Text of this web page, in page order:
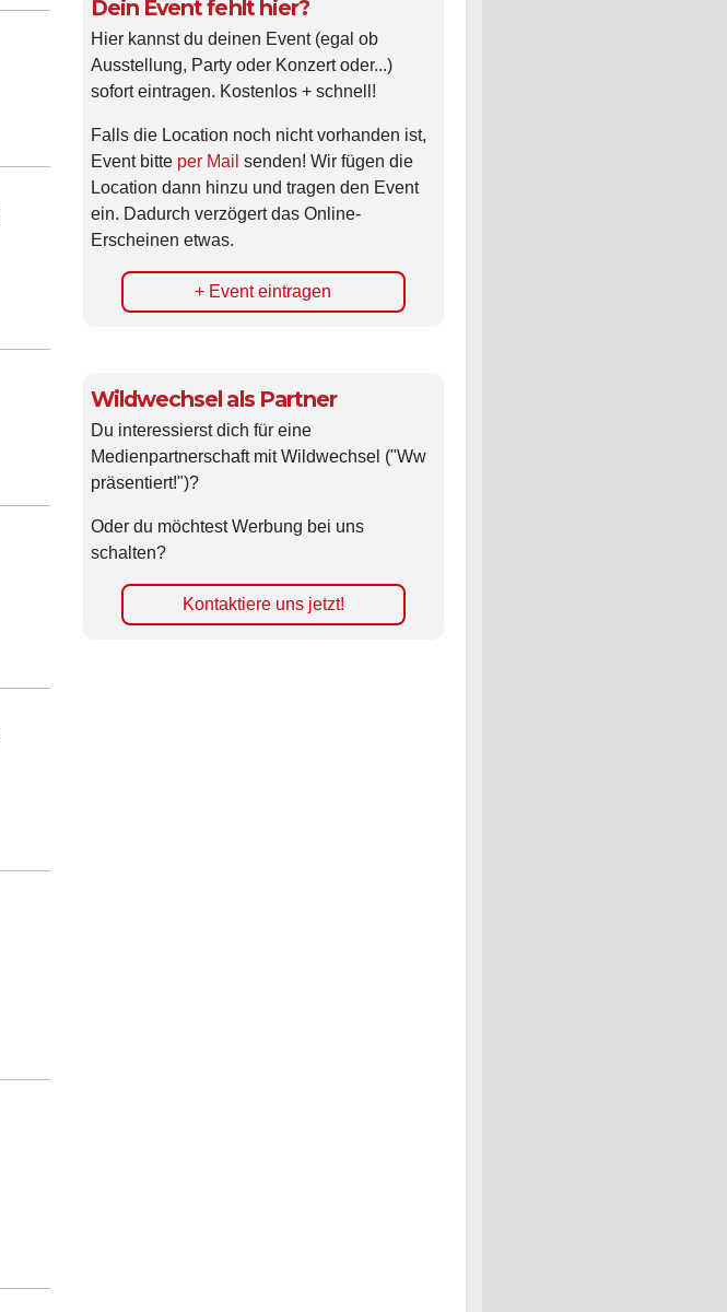
Dein Event fehlt hier?
Hier kannst du deinen Event (egal ob
Ausstellung, Party oder Konzert oder...)
sofort eintragen. Kostenlos + schnell!
Falls die Location noch nicht vorhanden ist,
Event bitte per Mail senden! Wir fügen die
Location dann hinzu und tragen den Event
ein. Dadurch verzögert das Online-
Erscheinen etwas.
+ Event eintragen
Wildwechsel als Partner
Du interessierst dich für eine
Medienpartnerschaft mit Wildwechsel ("Ww
präsentiert!")?
Oder du möchtest Werbung bei uns
schalten?
Kontaktiere uns jetzt!